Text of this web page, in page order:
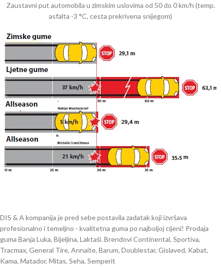
Zaustavni put automobila u zimskim uslovima od 50 do 0 km/h (temp.
asfalta -3 °C, cesta prekrivena snijegom)
DIS & A kompanija je pred sebe postavila zadatak koji izvršava
profesionalno i temeljno - kvalitetna guma po najboljoj cijeni! Prodaja
guma Banja Luka, Bijeljina, Laktaši. Brendovi Continental, Sportiva,
Tracmax, General Tire, Annaite, Barum, Doublestar, Gislaved, Kabat,
Kama, Matador, Mitas, Seha, Semperit